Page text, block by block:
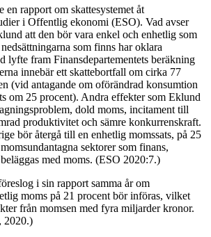
rapport om skattesystemet åt
i Offentlig ekonomi (ESO). Vad avser
att den bör vara enkel och enhetlig som
som finns har oklara
lyfte fram Finansdepartementets beräkning
innebär ett skattebortfall om cirka 77
(vid antagande om oförändrad konsumtion
om 25 procent). Andra effekter som Eklund
dold moms, incitament till
produktivitet och sämre konkurrenskraft.
bör återgå till en enhetlig momssats, på 25
sektorer som finans,
med moms. (ESO 2020:7.)
i sin rapport samma år om
moms på 21 procent bör införas, vilket
från momsen med fyra miljarder kronor.
2020.)